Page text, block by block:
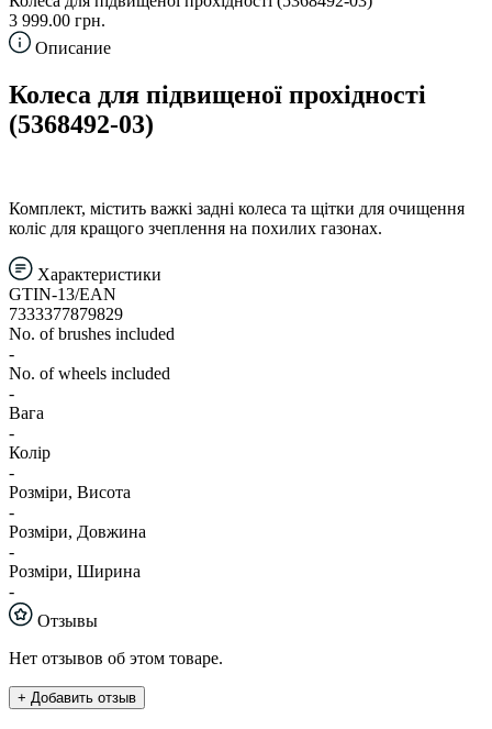
3 999.00 грн.
Описание
Колеса для підвищеної прохідності
(5368492-03)
Комплект, містить важкі задні колеса та щітки для очищення
коліс для кращого зчеплення на похилих газонах.
Характеристики
GTIN-13/EAN
7333377879829
No. of brushes included
-
No. of wheels included
-
Вага
-
Колір
-
Розміри, Висота
-
Розміри, Довжина
-
Розміри, Ширина
-
Отзывы
Нет отзывов об этом товаре.
+ Добавить отзыв